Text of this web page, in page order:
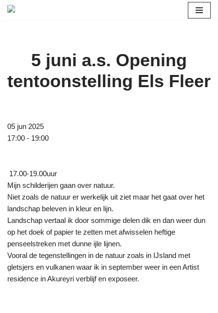
5 juni a.s. Opening
tentoonstelling Els Fleer
05 jun 2025
17:00 - 19:00
17.00-19.00uur
Mijn schilderijen gaan over natuur.
Niet zoals de natuur er werkelijk uit ziet maar het gaat over het
landschap beleven in kleur en lijn.
Landschap vertaal ik door sommige delen dik en dan weer dun
op het doek of papier te zetten met afwisselen heftige
penseelstreken met dunne ijle lijnen.
Vooral de tegenstellingen in de natuur zoals in IJsland met
gletsjers en vulkanen waar ik in september weer in een Artist
residence in Akureyri verblijf en exposeer.